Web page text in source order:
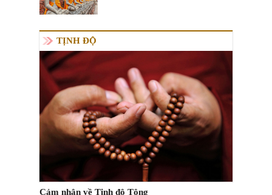
TỊNH ĐỘ
Cảm nhận về Tịnh độ Tông